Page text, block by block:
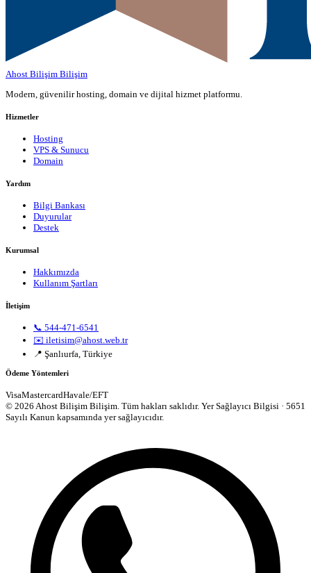
Ahost Bilişim Bilişim
Modern, güvenilir hosting, domain ve dijital hizmet platformu.
Hizmetler
Hosting
VPS & Sunucu
Domain
Yardım
Bilgi Bankası
Duyurular
Destek
Kurumsal
Hakkımızda
Kullanım Şartları
İletişim
📞 544-471-6541
✉️ iletisim@ahost.web.tr
📍 Şanlıurfa, Türkiye
Ödeme Yöntemleri
VisaMastercardHavale/EFT
© 2026 Ahost Bilişim Bilişim. Tüm hakları saklıdır. Yer Sağlayıcı Bilgisi · 5651
Sayılı Kanun kapsamında yer sağlayıcıdır.